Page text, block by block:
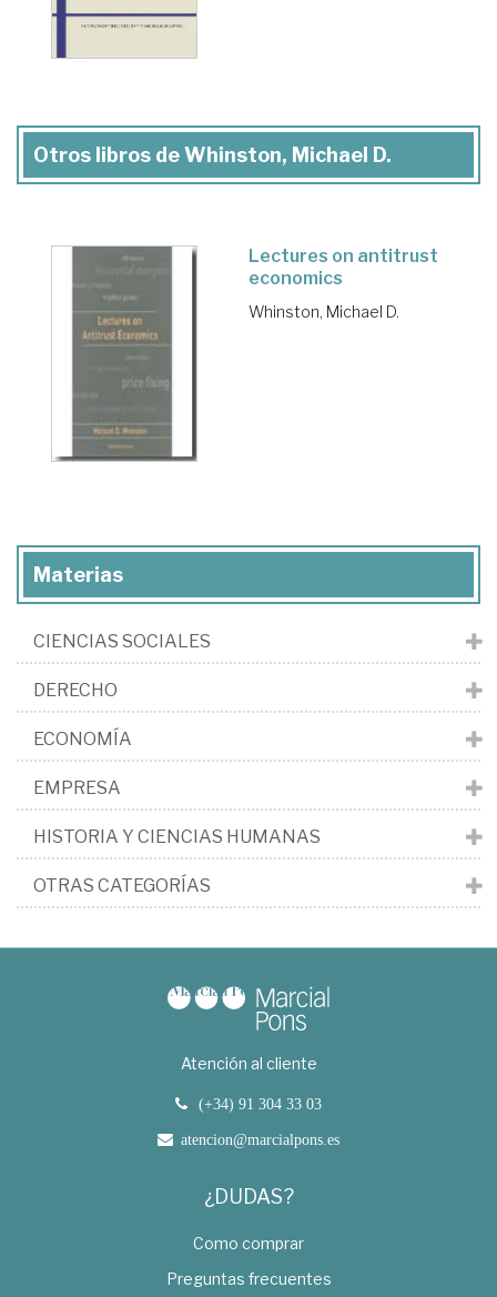
Otros libros de Whinston, Michael D.
Lectures on antitrust
economics
Whinston, Michael D.
Materias
CIENCIAS SOCIALES
DERECHO
ECONOMÍA
EMPRESA
HISTORIA Y CIENCIAS HUMANAS
OTRAS CATEGORÍAS
Atención al cliente
(+34) 91 304 33 03
atencion@marcialpons.es
¿DUDAS?
Como comprar
Preguntas frecuentes